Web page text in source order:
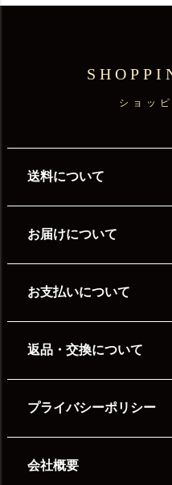
ショッ
送料について
お届けについて
お支払いについて
返品・交換について
プライバシーポリシー
会社概要